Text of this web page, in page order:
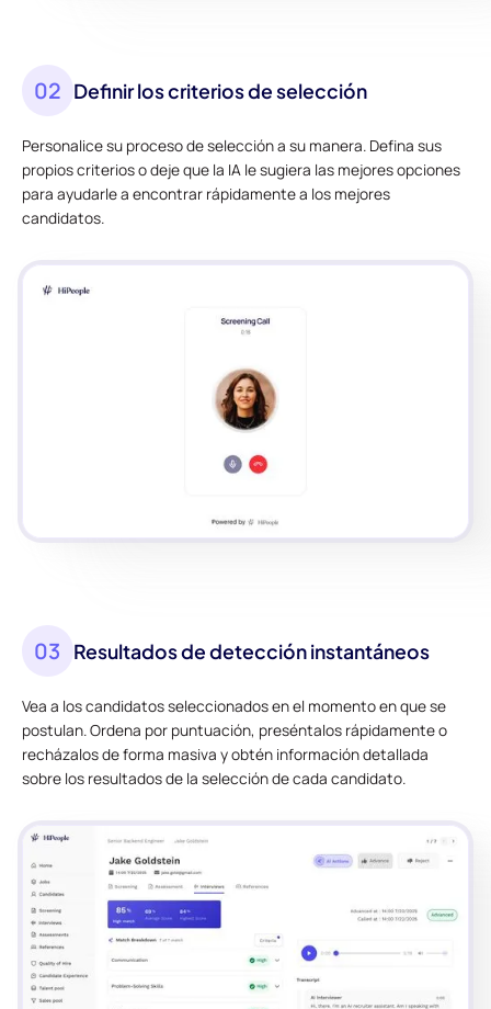
02 Definir los criterios de selección
Personalice su proceso de selección a su manera. Defina sus
propios criterios o deje que la IA le sugiera las mejores opciones
para ayudarle a encontrar rápidamente a los mejores
candidatos.
03 Resultados de detección instantáneos
Vea a los candidatos seleccionados en el momento en que se
postulan. Ordena por puntuación, preséntalos rápidamente o
recházalos de forma masiva y obtén información detallada
sobre los resultados de la selección de cada candidato.